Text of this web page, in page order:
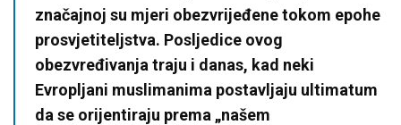
značajnoj su mjeri obezvrijeđene tokom epohe
prosvjetiteljstva. Posljedice ovog
obezvređivanja traju i danas, kad neki
Evropljani muslimanima postavljaju ultimatum
da se orijentiraju prema „našem